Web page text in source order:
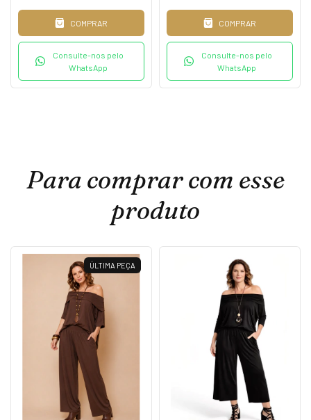
COMPRAR
Consulte-nos pelo
WhatsApp
COMPRAR
Consulte-nos pelo
WhatsApp
Para comprar com esse
produto
ÚLTIMA PEÇA